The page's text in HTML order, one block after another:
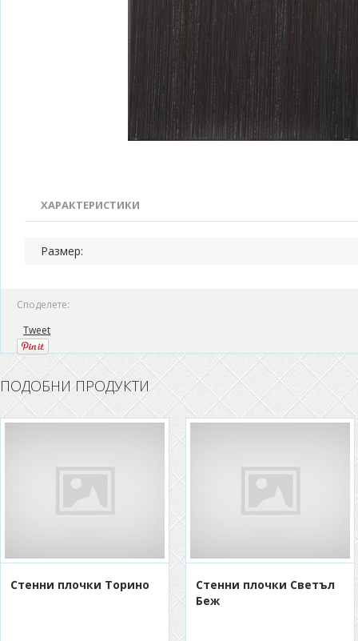
ХАРАКТЕРИСТИКИ
Размер:
Споделете:
Tweet
ПОДОБНИ ПРОДУКТИ
Стенни плочки Торино
Стенни плочки Светъл
Беж